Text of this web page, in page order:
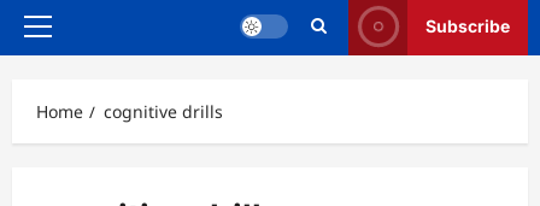
Primary
Subscribe
Home cognitive drills